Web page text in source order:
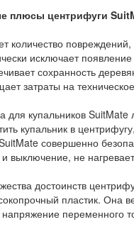
плюсы центрифуги
количество
исключает
сохранность
затраты на
для купальников SuitMate
купальник в
совершенно
выключение, не
достоинств
пластик. Она
переменного